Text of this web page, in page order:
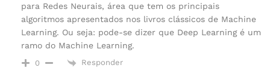
para Redes Neurais, área que tem os principais
algoritmos apresentados nos livros clássicos de Machine
Learning. Ou seja: pode-se dizer que Deep Learning é um
ramo do Machine Learning.
0 Responder